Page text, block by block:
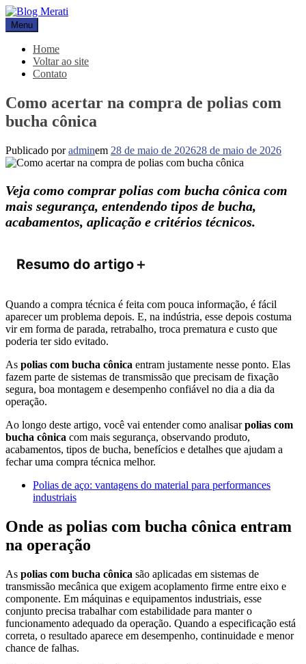
Pular
para
o
conteúdo
Blog Merati
Líder na fabricação de peças para Indústrias
Menu
Home
Voltar ao site
Contato
Como acertar na compra de polias com
bucha cônica
Publicado poradminem 28 de maio de 202628 de maio de 2026
Veja como comprar polias com bucha cônica com
mais segurança, entendendo tipos de bucha,
acabamentos, aplicação e critérios técnicos.
Resumo do artigo＋
Quando a compra técnica é feita com pouca informação, é fácil
aparecer um problema depois. E, na indústria, esse depois costuma
vir em forma de parada, retrabalho, troca prematura e custo que
poderia ter sido evitado.
As polias com bucha cônica entram justamente nesse ponto. Elas
fazem parte de sistemas de transmissão que precisam de fixação
segura, boa montagem e desempenho confiável no dia a dia da
operação.
Ao longo deste artigo, você vai entender como analisarpolias com
bucha cônica com mais segurança, observando produto,
acabamentos, tipos de bucha, benefícios e detalhes que ajudam a
fechar uma compra técnica melhor.
Polias de aço: vantagens do material para performances
industriais
Onde as polias com bucha cônica entram
na operação
As polias com bucha cônica são aplicadas em sistemas de
transmissão mecânica que exigem acoplamento firme entre eixo e
componente. Em máquinas e equipamentos industriais, esse
conjunto precisa trabalhar com estabilidade para manter o
funcionamento adequado da operação. Quando a especificação está
correta, o resultado aparece em desempenho, continuidade e menor
chance de falhas.